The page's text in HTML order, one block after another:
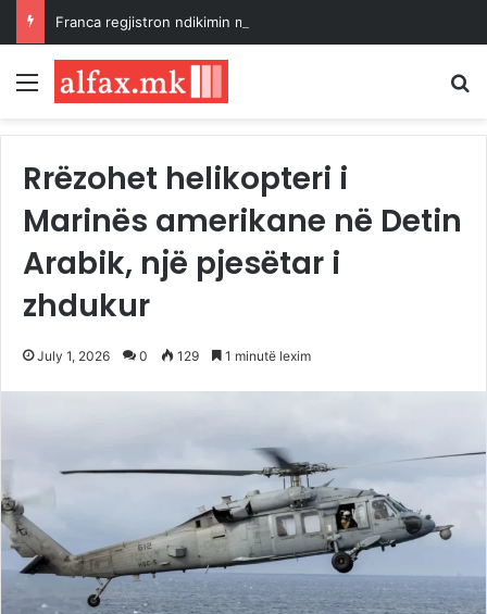
Menu
Rrëzohet helikopteri i
Marinës amerikane në Detin
Arabik, një pjesëtar i
zhdukur
July 1, 2026 0 129 1 minutë lexim